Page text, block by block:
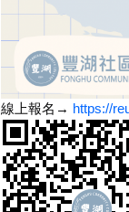
線上報名→ https://